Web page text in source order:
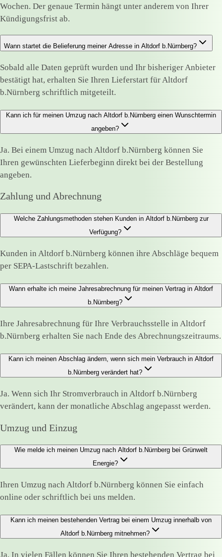
Wochen. Der genaue Termin hängt unter anderem von Ihrer
Kündigungsfrist ab.
Wann startet die Belieferung meiner Adresse in Altdorf b.Nürnberg?
Sobald alle Daten geprüft wurden und Ihr bisheriger Anbieter
bestätigt hat, erhalten Sie Ihren Lieferstart für Altdorf
b.Nürnberg schriftlich mitgeteilt.
Kann ich für meinen Umzug nach Altdorf b.Nürnberg einen Wunschtermin
angeben?
Ja. Bei einem Umzug nach Altdorf b.Nürnberg können Sie
Ihren gewünschten Lieferbeginn direkt bei der Bestellung
angeben.
Zahlung und Abrechnung
Welche Zahlungsmethoden stehen Kunden in Altdorf b.Nürnberg zur
Verfügung?
Kunden in Altdorf b.Nürnberg können ihre Abschläge bequem
per SEPA-Lastschrift bezahlen.
Wann erhalte ich meine Jahresabrechnung für meinen Vertrag in Altdorf
b.Nürnberg?
Ihre Jahresabrechnung für Ihre Verbrauchsstelle in Altdorf
b.Nürnberg erhalten Sie nach Ende des Abrechnungszeitraums.
Kann ich meinen Abschlag ändern, wenn sich mein Verbrauch in Altdorf
b.Nürnberg verändert hat?
Ja. Wenn sich Ihr Stromverbrauch in Altdorf b.Nürnberg
verändert, kann der monatliche Abschlag angepasst werden.
Umzug und Einzug
Wie melde ich meinen Umzug nach Altdorf b.Nürnberg bei Grünwelt
Energie?
Ihren Umzug nach Altdorf b.Nürnberg können Sie einfach
online oder schriftlich bei uns melden.
Kann ich meinen bestehenden Vertrag bei einem Umzug innerhalb von
Altdorf b.Nürnberg mitnehmen?
Ja. In vielen Fällen können Sie Ihren bestehenden Vertrag bei